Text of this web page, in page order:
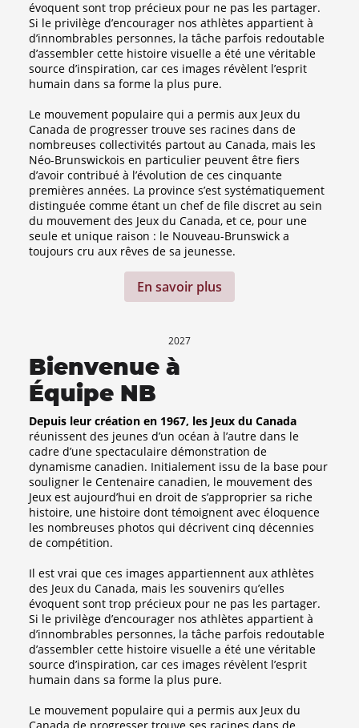
évoquent sont trop précieux pour ne pas les partager.
Si le privilège d’encourager nos athlètes appartient à
d’innombrables personnes, la tâche parfois redoutable
d’assembler cette histoire visuelle a été une véritable
source d’inspiration, car ces images révèlent l’esprit
humain dans sa forme la plus pure.
Le mouvement populaire qui a permis aux Jeux du
Canada de progresser trouve ses racines dans de
nombreuses collectivités partout au Canada, mais les
Néo-Brunswickois en particulier peuvent être fiers
d’avoir contribué à l’évolution de ces cinquante
premières années. La province s’est systématiquement
distinguée comme étant un chef de file discret au sein
du mouvement des Jeux du Canada, et ce, pour une
seule et unique raison : le Nouveau-Brunswick a
toujours cru aux rêves de sa jeunesse.
En savoir plus
2027
Bienvenue à
Équipe NB
Depuis leur création en 1967, les Jeux du Canada
réunissent des jeunes d’un océan à l’autre dans le
cadre d’une spectaculaire démonstration de
dynamisme canadien. Initialement issu de la base pour
souligner le Centenaire canadien, le mouvement des
Jeux est aujourd’hui en droit de s’approprier sa riche
histoire, une histoire dont témoignent avec éloquence
les nombreuses photos qui décrivent cinq décennies
de compétition.
Il est vrai que ces images appartiennent aux athlètes
des Jeux du Canada, mais les souvenirs qu’elles
évoquent sont trop précieux pour ne pas les partager.
Si le privilège d’encourager nos athlètes appartient à
d’innombrables personnes, la tâche parfois redoutable
d’assembler cette histoire visuelle a été une véritable
source d’inspiration, car ces images révèlent l’esprit
humain dans sa forme la plus pure.
Le mouvement populaire qui a permis aux Jeux du